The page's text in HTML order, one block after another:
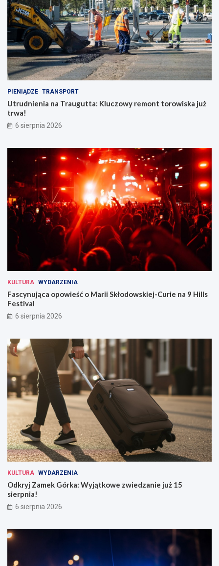
n
n
o
ś
c
i
PIENIĄDZE TRANSPORT
Utrudnienia na Traugutta: Kluczowy remont torowiska już
trwa!
6 sierpnia 2026
KULTURA WYDARZENIA
Fascynująca opowieść o Marii Skłodowskiej-Curie na 9 Hills
Festival
6 sierpnia 2026
KULTURA WYDARZENIA
Odkryj Zamek Górka: Wyjątkowe zwiedzanie już 15
sierpnia!
6 sierpnia 2026